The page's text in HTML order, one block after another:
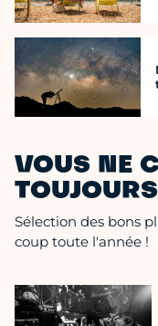
VOUS NE
Sélection des bons
coup toute l'année !